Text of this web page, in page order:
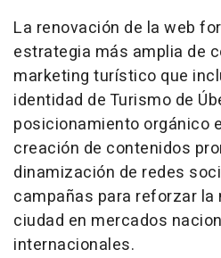
La renovación de la web
estrategia más amplia de
marketing turístico que
identidad de Turismo de
posicionamiento orgánico
creación de contenidos
dinamización de redes
campañas para reforzar la
ciudad en mercados
internacionales.